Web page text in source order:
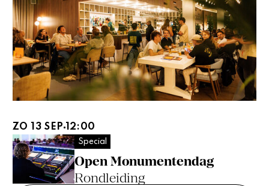
Open Monumentendag
Rondleiding
Special
ZO 13 SEP 12:00